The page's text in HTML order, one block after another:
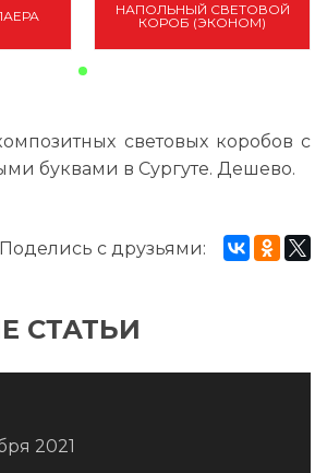
НАПОЛЬНЫЙ СВЕТОВОЙ
КОРОБ (ЭКОНОМ)
световых коробов с
буквами в Сургуте. Дешево.
Поделись с друзьями:
СТАТЬИ
2021